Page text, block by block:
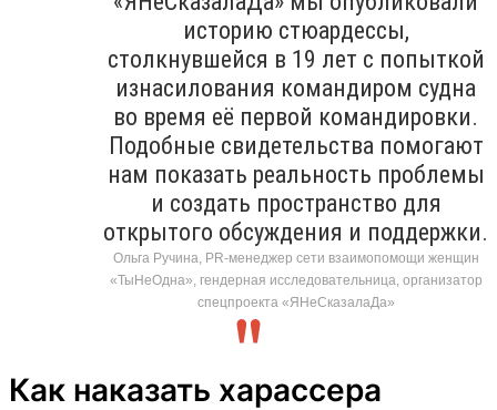
историю стюардессы,
столкнувшейся в 19 лет с попыткой
изнасилования командиром судна
во время её первой командировки.
Подобные свидетельства помогают
нам показать реальность проблемы
и создать пространство для
открытого обсуждения и поддержки.
Ольга Ручина, PR-менеджер сети взаимопомощи женщин
«ТыНеОдна», гендерная исследовательница, организатор
спецпроекта «ЯНеСказалаДа»
Как наказать харассера